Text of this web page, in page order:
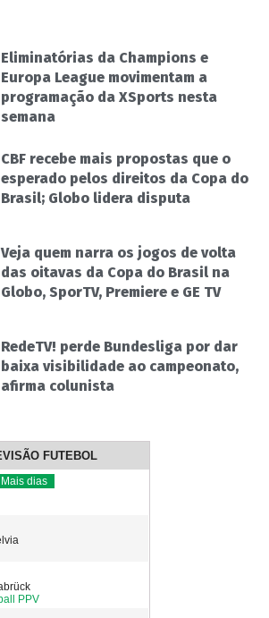
Eliminatórias da Champions e
Europa League movimentam a
programação da XSports nesta
semana
CBF recebe mais propostas que o
esperado pelos direitos da Copa do
Brasil; Globo lidera disputa
Veja quem narra os jogos de volta
das oitavas da Copa do Brasil na
Globo, SporTV, Premiere e GE TV
RedeTV! perde Bundesliga por dar
baixa visibilidade ao campeonato,
afirma colunista